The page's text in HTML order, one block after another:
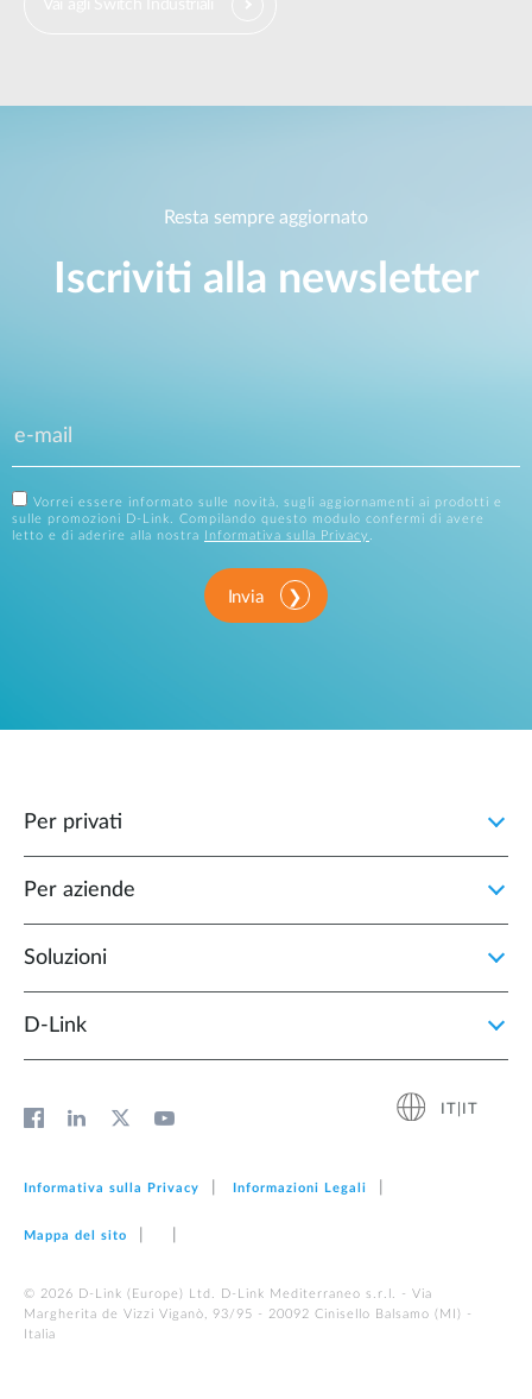
Resta sempre aggiornato
Iscriviti alla newsletter
Vorrei essere informato sulle novità, sugli aggiornamenti ai prodotti e
sulle promozioni D-Link. Compilando questo modulo confermi di avere
letto e di aderire alla nostra
Informativa sulla Privacy
Invia
Per privati
Per aziende
Soluzioni
D‑Link
IT|IT
Informativa sulla Privacy Informazioni Legali
Mappa del sito
© 2026 D‑Link (Europe) Ltd. D-Link Mediterraneo s.r.l. - Via
Margherita de Vizzi Viganò, 93/95 - 20092 Cinisello Balsamo (MI) -
Italia